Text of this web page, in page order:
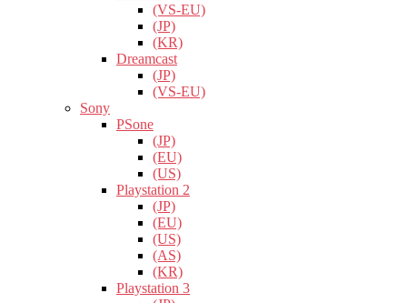
(VS-EU)
(JP)
(KR)
Dreamcast
(JP)
(VS-EU)
Sony
PSone
(JP)
(EU)
(US)
Playstation 2
(JP)
(EU)
(US)
(AS)
(KR)
Playstation 3